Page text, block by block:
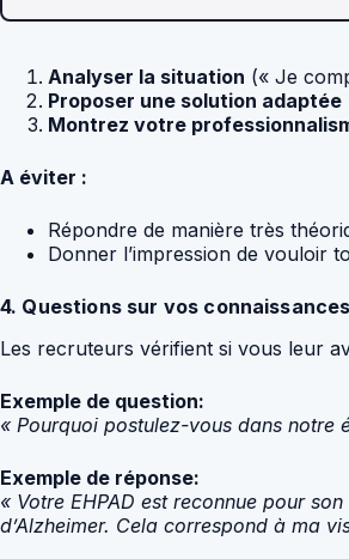
Analyser la situation (« Je
Proposer une solution adaptée
Montrez votre
A éviter :
Répondre de manière très
Donner l’impression de vouloir
4. Questions sur vos
Les recruteurs vérifient si vous leur
Exemple de question:
« Pourquoi postulez-vous dans notre
Exemple de réponse:
« Votre EHPAD est reconnue pour
d’Alzheimer. Cela correspond à ma